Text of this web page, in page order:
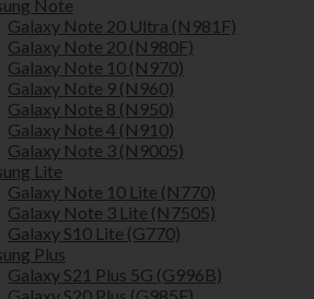
Note
Galaxy Note 20 Ultra (N981F)
Galaxy Note 20 (N980F)
Galaxy Note 10 (N970)
Galaxy Note 9 (N960)
Galaxy Note 8 (N950)
Galaxy Note 4 (N910)
Galaxy Note 3 (N9005)
Lite
Galaxy Note 10 Lite (N770)
Galaxy Note 3 Lite (N7505)
Galaxy S10 Lite (G770)
Plus
Galaxy S21 Plus 5G (G996B)